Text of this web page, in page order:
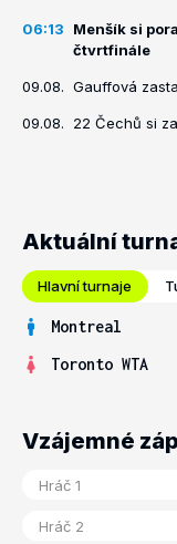
06:13
Menšík si
čtvrtfinále
09.08. Gauffová
09.08. 22 Čechů si
Aktuální
Hlavní turnaje
Montreal
Toronto WTA
Vzájemné